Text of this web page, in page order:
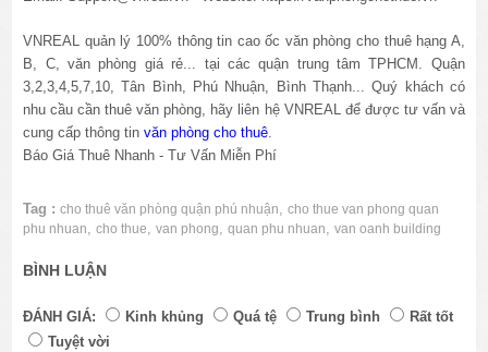
VNREAL quản lý 100% thông tin cao ốc văn phòng cho thuêhạng A,
B, C, văn phòng giá rẻ... tại các quận trung tâm TPHCM. Quận
3,2,3,4,5,7,10, Tân Bình, Phú Nhuận, Bình Thạnh... Quý khách có
nhu cầu cần thuê văn phòng, hãy liên hệ VNREAL để được tư vấn và
cung cấp thông tinvăn phòng cho thuê.
Báo Giá Thuê Nhanh - Tư Vấn Miễn Phí
Tag : cho thuê văn phòng quận phú nhuận,cho thue van phong quan
phu nhuan,cho thue,van phong,quan phu nhuan,van oanh building
BÌNH LUẬN
ĐÁNH GIÁ: Kinh khủng Quá tệ Trung bình
Rất tốt
Tuyệt vời